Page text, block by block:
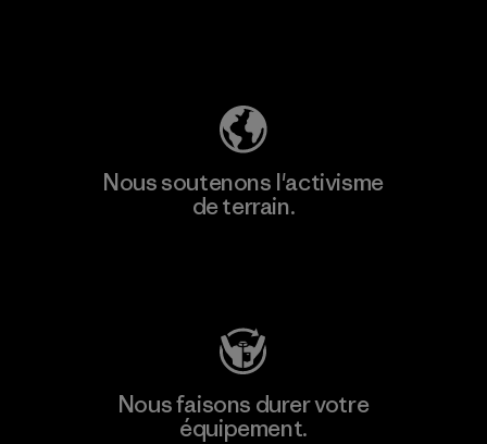
Nous soutenons l'activisme
de terrain.
Nous faisons durer votre
équipement.